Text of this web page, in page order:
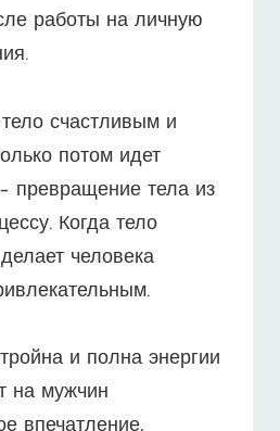
работы на личную
счастливым и
потом идет
превращение тела из
Когда тело
человека
и полна энергии
на мужчин
впечатление,